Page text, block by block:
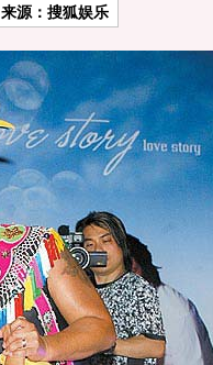
来源：搜狐娱乐